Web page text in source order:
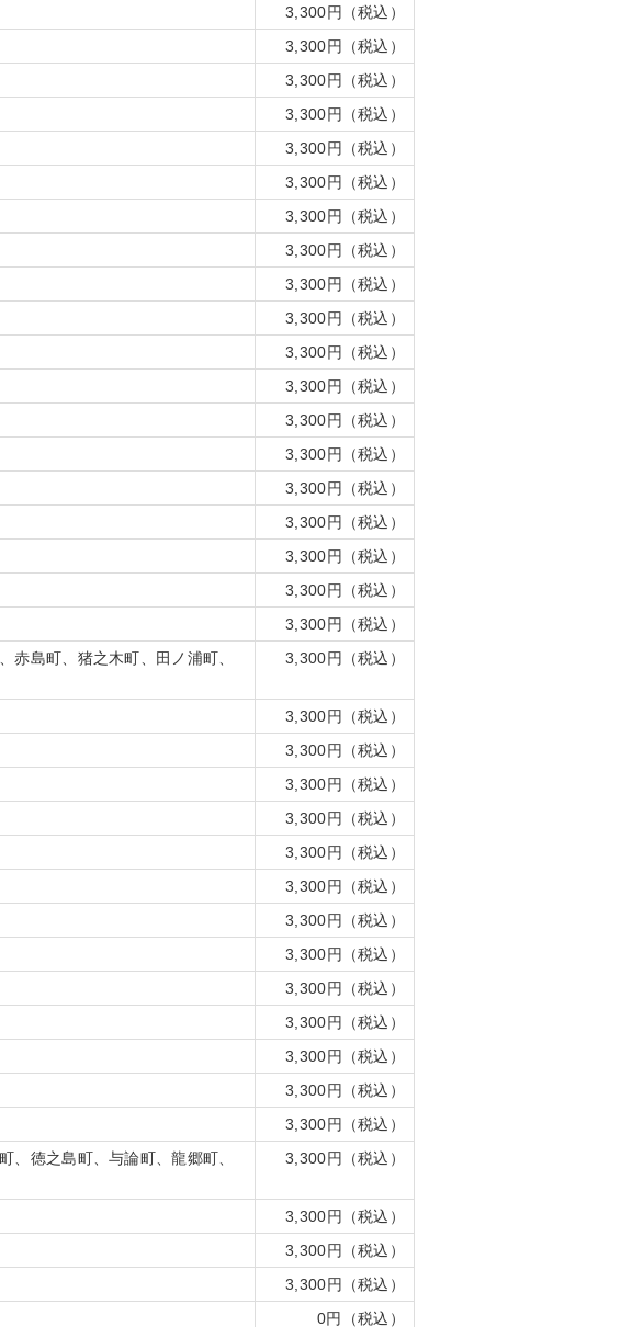
3,300円（税込）
3,300円（税込）
3,300円（税込）
3,300円（税込）
3,300円（税込）
3,300円（税込）
3,300円（税込）
3,300円（税込）
3,300円（税込）
3,300円（税込）
3,300円（税込）
3,300円（税込）
3,300円（税込）
3,300円（税込）
3,300円（税込）
3,300円（税込）
3,300円（税込）
3,300円（税込）
3,300円（税込）
赤島町、猪之木町、田ノ浦町、
3,300円（税込）
3,300円（税込）
3,300円（税込）
3,300円（税込）
3,300円（税込）
3,300円（税込）
3,300円（税込）
3,300円（税込）
3,300円（税込）
3,300円（税込）
3,300円（税込）
3,300円（税込）
3,300円（税込）
3,300円（税込）
、徳之島町、与論町、龍郷町、
3,300円（税込）
3,300円（税込）
3,300円（税込）
3,300円（税込）
0円（税込）